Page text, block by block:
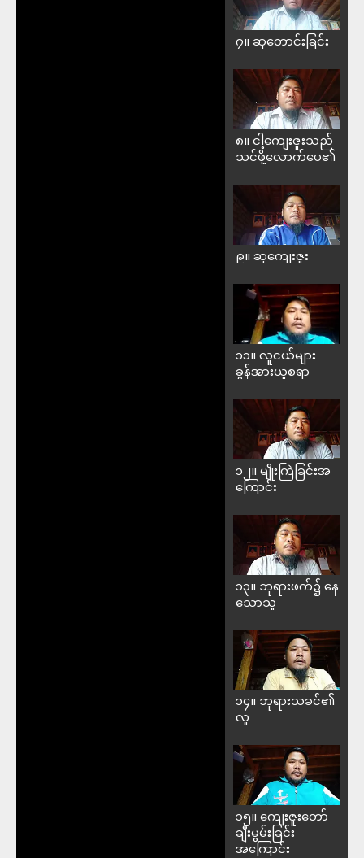
၇။ ဆုတောင်းခြင်း
၈။ ငါ့ကျေးဇူးသည်
သင်ဖို့လောက်ပေ၏
၉။ ဆုကျေးဇူး
၁၁။ လူငယ်များ
ခွန်အားယူစရာ
၁၂။ မျိုးကြဲခြင်းအ​
ကြောင်း
၁၃။ ဘုရားဖက်၌ နေ
သောသူ
၁၄။ ဘုရားသခင်၏
လူ
၁၅။ ကျေးဇူးတော်
ချီးမွမ်းခြင်း
အကြောင်း